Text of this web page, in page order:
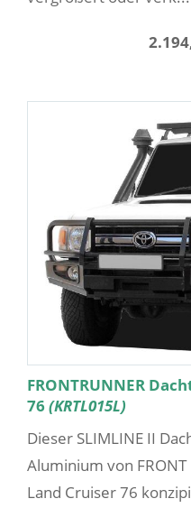
FRONTRUNNER
76(KRTL015L)
Dieser SLIMLINE II
Aluminium von
Land Cruiser 76